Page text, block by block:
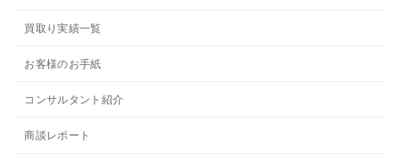
買取り実績一覧
お客様のお手紙
コンサルタント紹介
商談レポート